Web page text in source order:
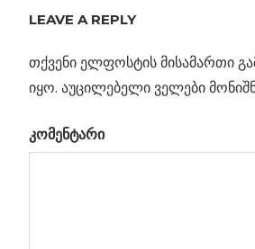
ნავიგაცია
Previous
28 სექტემბრი
დაბნელებული,
სისხლიანი
LEAVE A REPLY
თქვენი ელფოსტის მისამართი
იყო. აუცილებელი ველები
კომენტარი